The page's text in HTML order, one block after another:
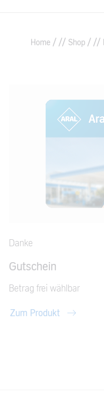
Home / Shop /
Danke
Gutschein
Betrag frei wählbar
Zum Produkt